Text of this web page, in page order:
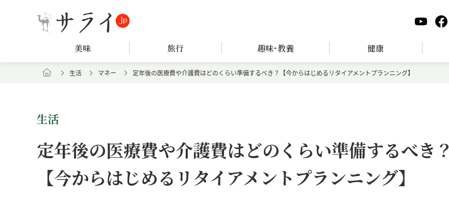
美味 旅行 趣味･教養 健康
生活 マネー 定年後の医療費や介護費はどのくらい準備するべき？【今からはじめるリタイアメントプランニング】
生活
定年後の医療費や介護費はどのくらい準備するべき？
【今からはじめるリタイアメントプランニング】